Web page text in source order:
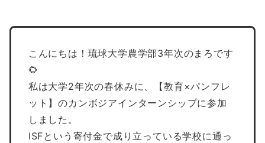
こんにちは！琉球大学農学部3年次のまろです
🌻
私は大学2年次の春休みに、【教育×パンフレ
ット】のカンボジアインターンシップに参加
しました。
ISFという寄付金で成り立っている学校に通っ